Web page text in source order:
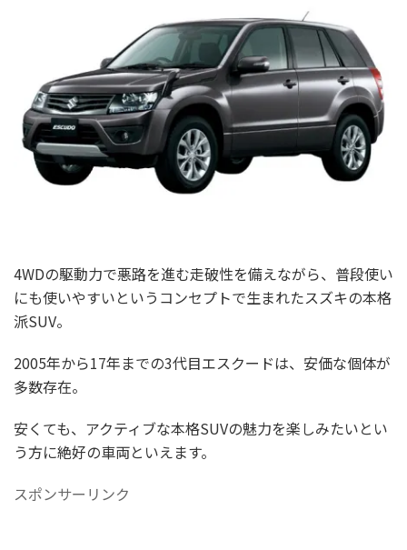
4WDの駆動力で悪路を進む走破性を備えながら、普段使い
にも使いやすいというコンセプトで生まれたスズキの本格
派SUV。
2005年から17年までの3代目エスクードは、安価な個体が
多数存在。
安くても、アクティブな本格SUVの魅力を楽しみたいとい
う方に絶好の車両といえます。
スポンサーリンク